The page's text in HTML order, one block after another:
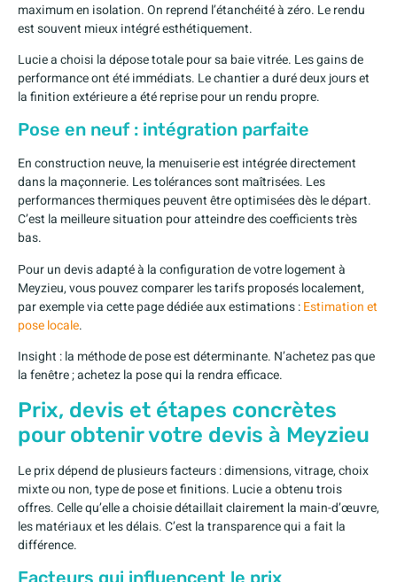
maximum en isolation. On reprend l’étanchéité à zéro. Le rendu
est souvent mieux intégré esthétiquement.
Lucie a choisi la dépose totale pour sa baie vitrée. Les gains de
performance ont été immédiats. Le chantier a duré deux jours et
la finition extérieure a été reprise pour un rendu propre.
Pose en neuf : intégration parfaite
En construction neuve, la menuiserie est intégrée directement
dans la maçonnerie. Les tolérances sont maîtrisées. Les
performances thermiques peuvent être optimisées dès le départ.
C’est la meilleure situation pour atteindre des coefficients très
bas.
Pour un devis adapté à la configuration de votre logement à
Meyzieu, vous pouvez comparer les tarifs proposés localement,
par exemple via cette page dédiée aux estimations :Estimation et
pose locale.
Insight : la méthode de pose est déterminante. N’achetez pas que
la fenêtre ; achetez la pose qui la rendra efficace.
Prix, devis et étapes concrètes
pour obtenir votre devis à Meyzieu
Le prix dépend de plusieurs facteurs : dimensions, vitrage, choix
mixte ou non, type de pose et finitions. Lucie a obtenu trois
offres. Celle qu’elle a choisie détaillait clairement la main-d’œuvre,
les matériaux et les délais. C’est la transparence qui a fait la
différence.
Facteurs qui influencent le prix